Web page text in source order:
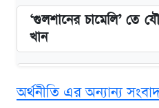
‘গুলশানের চামেলি’ তে
খান
অর্থনীতি এর অন্যান্য